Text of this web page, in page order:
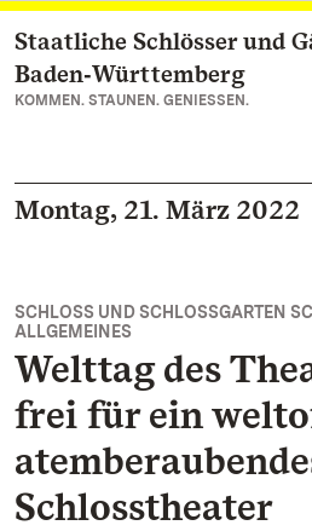
Zum Hauptinhalt springen
Staatliche Schlösser und
Baden‑Württemberg
KOMMEN. STAUNEN. GENIESSEN.
Montag, 21. März 2022
SCHLOSS UND SCHLOSSGARTEN
ALLGEMEINES
Welttag des
frei für ein
Schlosstheater